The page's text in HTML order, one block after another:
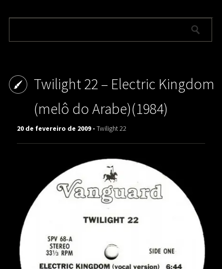
Twilight 22 – Electric Kingdom
(melô do Arabe)(1984)
20 de fevereiro de 2009 -Twilight 22